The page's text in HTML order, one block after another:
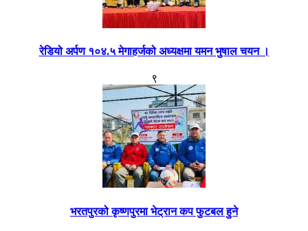
रेडियो अर्पण १०४.५ मेगाहर्जको अध्यक्षमा यमन भुषाल चयन ।
९
भरतपुरको कृष्णपुरमा भेट्रान कप फुटबल हुने